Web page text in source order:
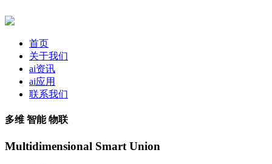
首页
关于我们
ai资讯
ai应用
联系我们
多维 智能 物联
Multidimensional Smart Union